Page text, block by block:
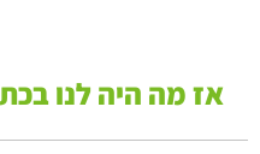
אז מה היה לנו